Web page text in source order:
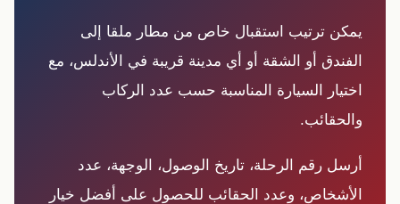
يمكن ترتيب استقبال خاص من مطار ملقا إلى
الفندق أو الشقة أو أي مدينة قريبة في الأندلس، مع
اختيار السيارة المناسبة حسب عدد الركاب
والحقائب.
أرسل رقم الرحلة، تاريخ الوصول، الوجهة، عدد
الأشخاص، وعدد الحقائب للحصول على أفضل خيار